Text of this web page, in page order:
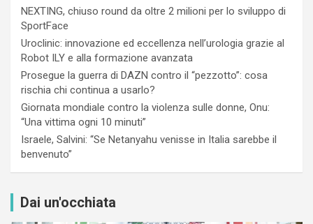
NEXTING, chiuso round da oltre 2 milioni per lo sviluppo di
SportFace
Uroclinic: innovazione ed eccellenza nell’urologia grazie al
Robot ILY e alla formazione avanzata
Prosegue la guerra di DAZN contro il “pezzotto”: cosa
rischia chi continua a usarlo?
Giornata mondiale contro la violenza sulle donne, Onu:
“Una vittima ogni 10 minuti”
Israele, Salvini: “Se Netanyahu venisse in Italia sarebbe il
benvenuto”
Dai un'occhiata